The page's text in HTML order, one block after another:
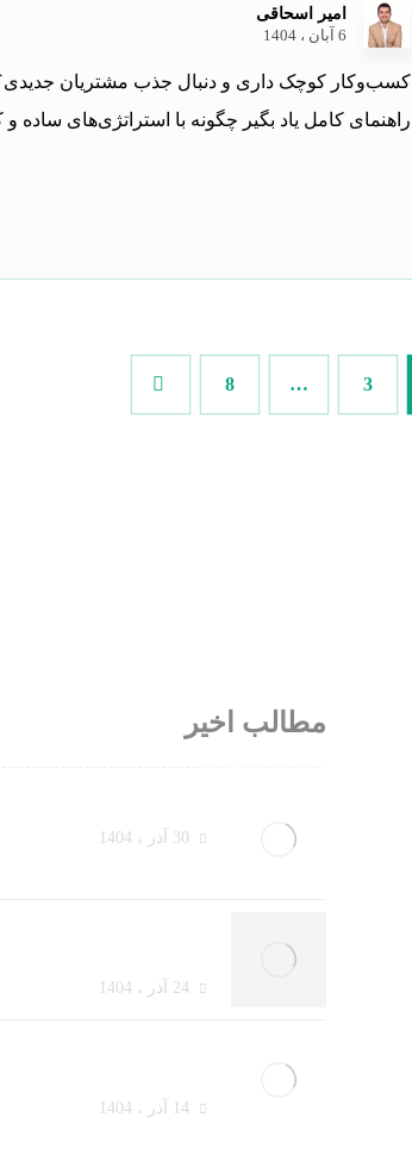
امیر اسحاقی
6 آبان ، 1404
کسب‌وکار کوچک داری و دنبال جذب مشتریان
راهنمای کامل یاد بگیر چگونه با استراتژی‌های ساده و
3
…
8
مطالب اخیر
30 آذر ، 1404
24 آذر ، 1404
14 آذر ، 1404